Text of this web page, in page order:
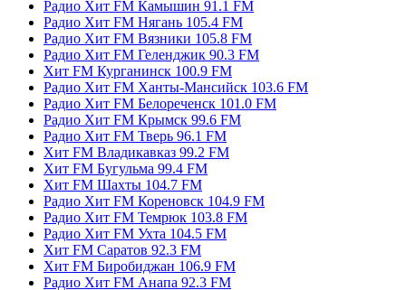
Радио Хит FM Камышин 91.1 FM
Радио Хит FM Нягань 105.4 FM
Радио Хит FM Вязники 105.8 FM
Радио Хит FM Геленджик 90.3 FM
Хит FM Курганинск 100.9 FM
Радио Хит FM Ханты-Мансийск 103.6 FM
Радио Хит FM Белореченск 101.0 FM
Радио Хит FM Крымск 99.6 FM
Радио Хит FM Тверь 96.1 FM
Хит FM Владикавказ 99.2 FM
Хит FM Бугульма 99.4 FM
Хит FM Шахты 104.7 FM
Радио Хит FM Кореновск 104.9 FM
Радио Хит FM Темрюк 103.8 FM
Радио Хит FM Ухта 104.5 FM
Хит FM Саратов 92.3 FM
Хит FM Биробиджан 106.9 FM
Радио Хит FM Анапа 92.3 FM